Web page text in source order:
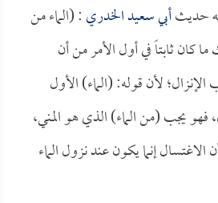
حديثأبي سعيد الخدري: (الماء من
كان ثابتاً في أول الأمر من أن
لأن قوله: (الماء) الأول
فهو يجب (من الماء) الذي هو المني،
الاغتسال إنما يكون عند نزول الماء